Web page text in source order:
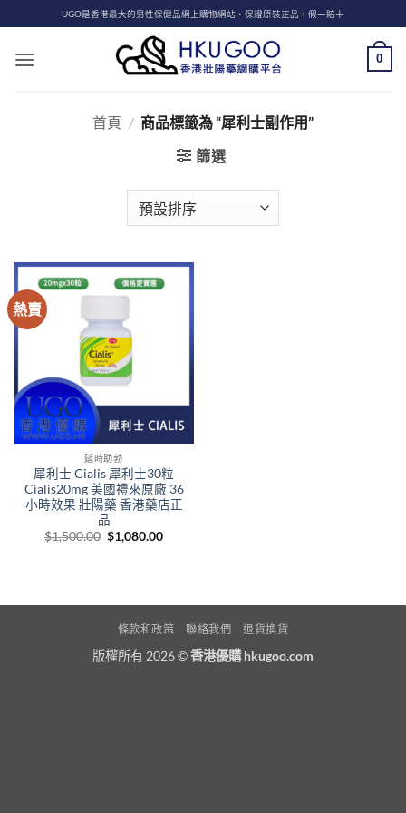
to
content
UGO是香港最大的男性保健品網上購物網站、保證原裝正品，假一賠十
0
首頁 / 商品標籤為 “犀利士副作用”
篩選
熱賣
延時助勃
犀利士 Cialis 犀利士30粒
Cialis20mg 美國禮來原廠 36
小時效果 壯陽藥 香港藥店正
品
$1,500.00 Original
price
$1,080.00Current
條款和政策 聯絡我們 退貨換貨
版權所有 2026 ©香港優購 hkugoo.com